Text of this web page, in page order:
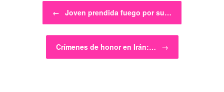
Post navigation
← Joven prendida fuego por su…
Crímenes de honor en Irán:… →